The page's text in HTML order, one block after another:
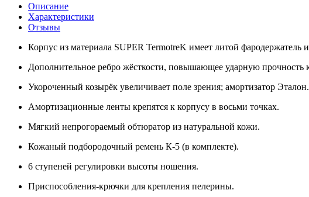
Описание
Характеристики
Отзывы
Корпус из материала SUPER TermotreK имеет литой фародержатель
Дополнительное ребро жёсткости, повышающее ударную прочность
Укороченный козырёк увеличивает поле зрения; амортизатор Эталон.
Амортизационные ленты крепятся к корпусу в восьми точках.
Мягкий непрогораемый обтюратор из натуральной кожи.
Кожаный подбородочный ремень К-5 (в комплекте).
6 ступеней регулировки высоты ношения.
Приспособления-крючки для крепления пелерины.